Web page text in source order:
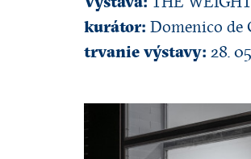
kurátor: Domenico
trvanie výstavy: 28.